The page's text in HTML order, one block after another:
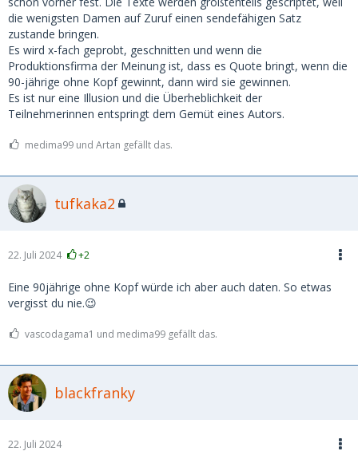
die wenigsten Damen auf Zuruf einen sendefähigen Satz
zustande bringen.
Es wird x-fach geprobt, geschnitten und wenn die
Produktionsfirma der Meinung ist, dass es Quote bringt, wenn die
90-jährige ohne Kopf gewinnt, dann wird sie gewinnen.
Es ist nur eine Illusion und die Überheblichkeit der
Teilnehmerinnen entspringt dem Gemüt eines Autors.
medima99 und Artan gefällt das.
tufkaka2
22. Juli 2024 +2
Eine 90jährige ohne Kopf würde ich aber auch daten. So etwas
vergisst du nie.😉
vascodagama1 und medima99 gefällt das.
blackfranky
22. Juli 2024